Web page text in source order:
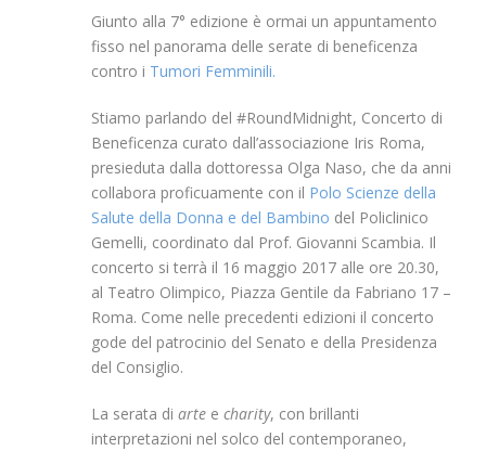
Giunto alla 7° edizione è ormai un appuntamento
fisso nel panorama delle serate di beneficenza
contro i Tumori Femminili.
Stiamo parlando del #RoundMidnight, Concerto di
Beneficenza curato dall’associazione Iris Roma,
presieduta dalla dottoressa Olga Naso, che da anni
collabora proficuamente con il Polo Scienze della
Salute della Donna e del Bambino del Policlinico
Gemelli, coordinato dal Prof. Giovanni Scambia. Il
concerto si terrà il 16 maggio 2017 alle ore 20.30,
al Teatro Olimpico, Piazza Gentile da Fabriano 17 –
Roma. Come nelle precedenti edizioni il concerto
gode del patrocinio del Senato e della Presidenza
del Consiglio.
La serata di arte e charity, con brillanti
interpretazioni nel solco del contemporaneo,